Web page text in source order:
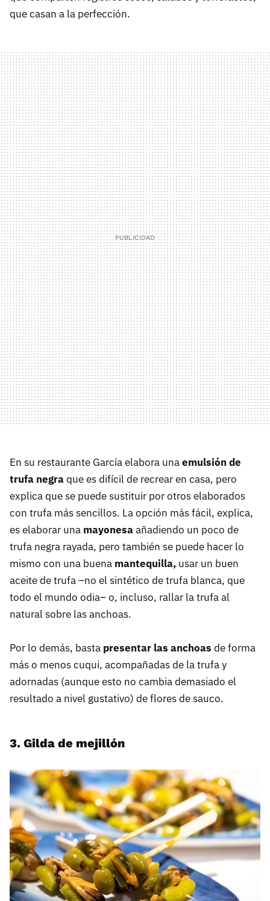
que casan a la perfección.
En su restaurante García elabora unaemulsión de
trufa negraque es difícil de recrear en casa, pero
explica que se puede sustituir por otros elaborados
con trufa más sencillos. La opción más fácil, explica,
es elaborar una mayonesaañadiendo un poco de
trufa negra rayada, pero también se puede hacer lo
mismo con una buena mantequilla, usar un buen
aceite de trufa –no el sintético de trufa blanca, que
todo el mundo odia– o, incluso, rallar la trufa al
natural sobre las anchoas.
Por lo demás, basta presentar las anchoas de forma
más o menos cuqui, acompañadas de la trufa y
adornadas (aunque esto no cambia demasiado el
resultado a nivel gustativo) de flores de sauco.
3. Gilda de mejillón